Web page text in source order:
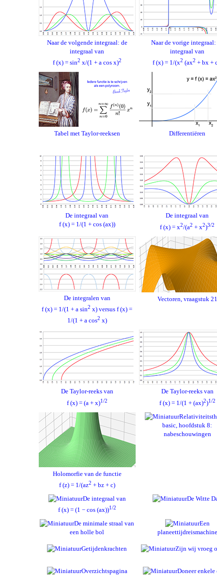
Naar de volgende integraal: de
integraal van
f (x) = sin2 x/(1 + a cos x)2
Naar de vorige integraal:
integraal van
f (x) = 1/(x2 (ax2 + bx +
Tabel met Taylor-reeksen Differentiëren
De integraal van
f (x) = 1/(1 + cos (ax))
De integraal van
f (x) = x2/(a2 + x2)3/2
De integralen van
f (x) = 1/(1 + a sin2 x) versus f (x) =
1/(1 + a cos2 x)
Vectoren, vraagstuk 21
De Taylor-reeks van
f (x) = (a + x)1/2
De Taylor-reeks van
f (x) = 1/(1 + (ax)2)1/2
Holomorfie van de functie
f (z) = 1/(az2 + bz + c)
basic, hoofdstuk 8:
nabeschouwingen
De integraal van
f (x) = (1 − cos (ax))1/2
De Witte
De minimale straal van
een holle bol
Een
planeettijdreismachine
Getijdenkrachten Zijn wij vroeg
Overzichtspagina
Doneer enkele